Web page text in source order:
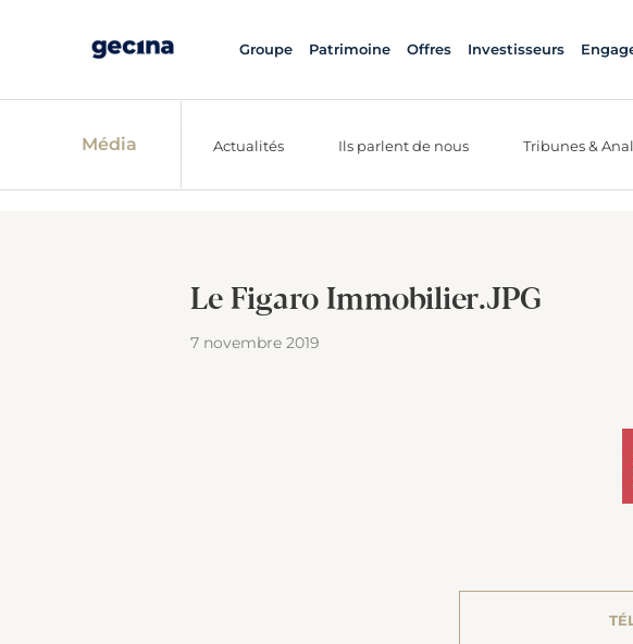
Groupe Patrimoine Offres Investisseurs
Média Actualités Ils parlent de nous Tribunes &
Le Figaro Immobilier.JPG
7 novembre 2019